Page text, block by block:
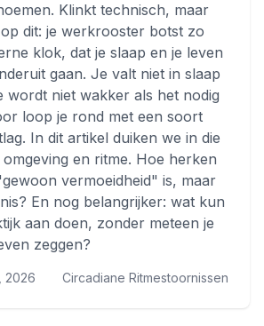
Klinkt technisch, maar
dit: je werkrooster botst zo
klok, dat je slaap en je leven
gaan. Je valt niet in slaap
wordt niet wakker als het nodig
loop je rond met een soort
In dit artikel duiken we in die
en ritme. Hoe herken
vermoeidheid" is, maar
En nog belangrijker: wat kun
aan doen, zonder meteen je
zeggen?
2026 Circadiane Ritmestoornissen